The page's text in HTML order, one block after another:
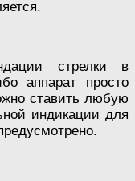
стрелки в
аппарат просто
ставить любую
индикации для